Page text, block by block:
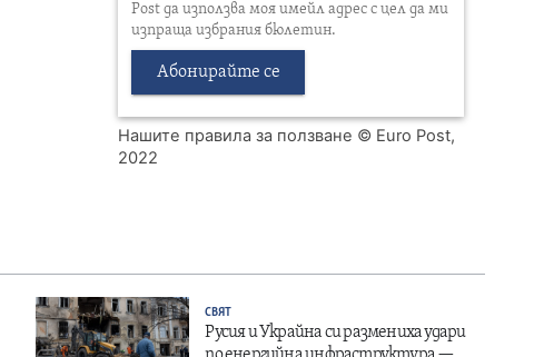
Post да използва моя имейл адрес с цел да ми
изпраща избрания бюлетин.
Абонирайте се
Нашите правила за ползване © Euro Post,
2022
СВЯТ
Русия и Украйна си размениха удари